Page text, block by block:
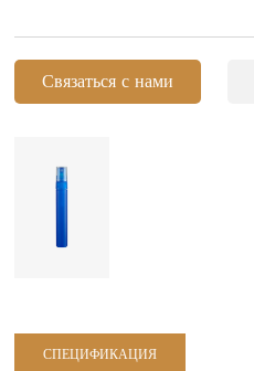
Связаться с нами
СПЕЦИФИКАЦИЯ